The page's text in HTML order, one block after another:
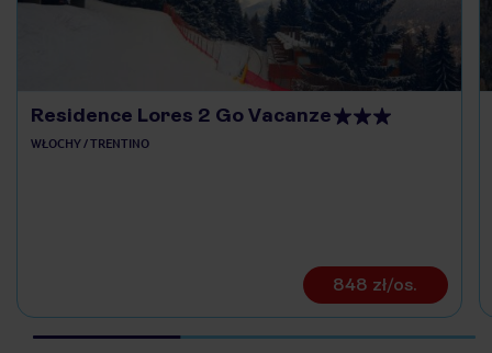
Residence Lores 2 Go Vacanze
WŁOCHY / TRENTINO
848 zł/os.